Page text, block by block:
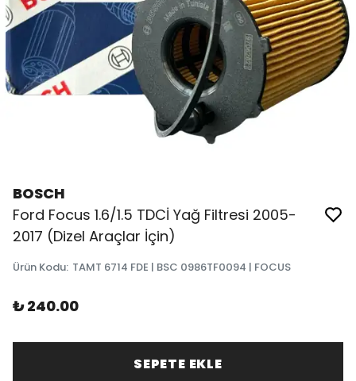
BOSCH
Ford Focus 1.6/1.5 TDCİ Yağ Filtresi 2005-
2017 (Dizel Araçlar İçin)
Ürün Kodu: TAMT 6714 FDE | BSC 0986TF0094 | FOCUS
₺ 240.00
SEPETE EKLE